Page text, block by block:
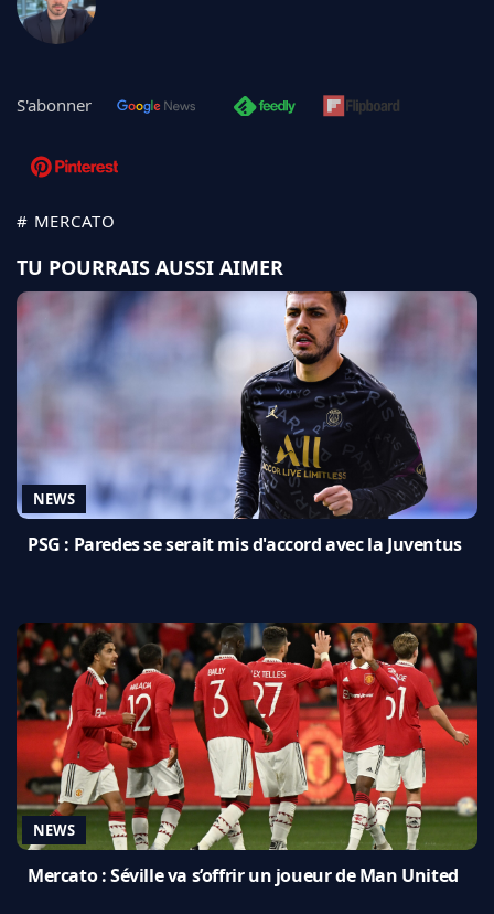
S'abonner
# MERCATO
TU POURRAIS AUSSI AIMER
NEWS
PSG : Paredes se serait mis d'accord avec la Juventus
NEWS
Mercato : Séville va s’offrir un joueur de Man United